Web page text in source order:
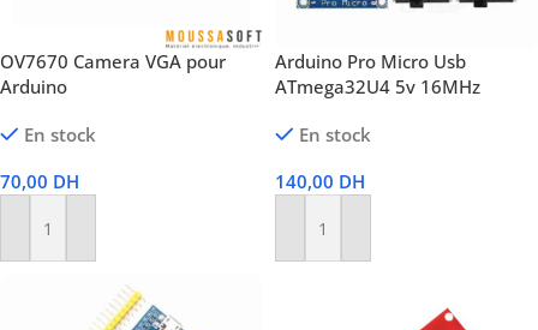
OV7670 Camera VGA pour
Arduino
En stock
70,00 DH
Ajouter Au Panier
Arduino Pro Micro Usb
ATmega32U4 5v 16MHz
En stock
140,00 DH
Ajouter Au Panier